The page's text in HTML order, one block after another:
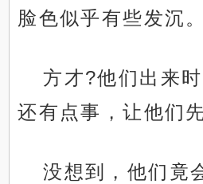
脸色似乎有些发沉。
方才?他们出来
还有点事，让他们
没想到，他们竟